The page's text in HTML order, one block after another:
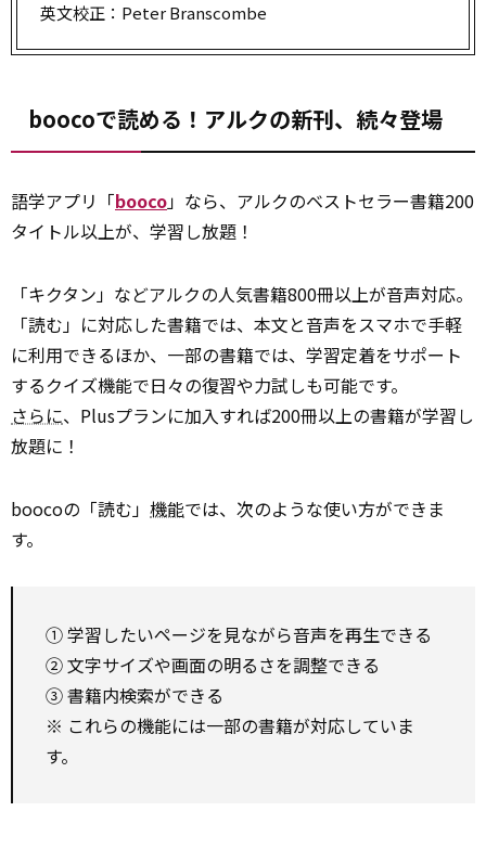
英文校正：Peter Branscombe
boocoで読める！アルクの新刊、続々登場
語学アプリ「booco」なら、アルクのベストセラー書籍200
タイトル以上が、学習し放題！
「キクタン」などアルクの人気書籍800冊以上が音声対応。
「読む」に対応した書籍では、本文と音声をスマホで手軽
に利用できるほか、一部の書籍では、学習定着をサポート
するクイズ機能で日々の復習や力試しも可能です。
さらに、Plusプランに加入すれば200冊以上の書籍が学習し
放題に！
boocoの「読む」 機能では、次のような使い方ができま
す。
① 学習したいページを見ながら音声を再生できる
② 文字サイズや画面の明るさを調整できる
③ 書籍内検索ができる
※ これらの機能には一部の書籍が対応していま
す。